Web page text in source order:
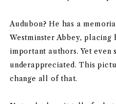
Audubon? He has a
Westminster Abbey, placing
important authors. Yet even
underappreciated. This
change all of that.